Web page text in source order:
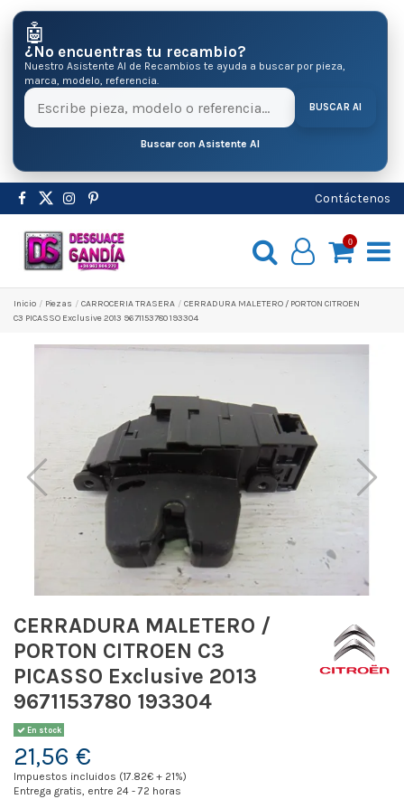
🤖
¿No encuentras tu recambio?
Nuestro Asistente AI de Recambios te ayuda a buscar por pieza,
marca, modelo, referencia.
BUSCAR AI
Buscar con Asistente AI
Contáctenos
0
Inicio Pіezas CARROCERIA TRASERA
CERRADURA MALETERO / PORTON CITROEN
C3 PICASSO Exclusive 2013 9671153780 193304
CERRADURA MALETERO /
PORTON CITROEN C3
PICASSO Exclusive 2013
9671153780 193304
En stock
21,56 €
Impuestos incluidos (17.82€ + 21%)
Entrega gratis, entre 24 - 72 horas